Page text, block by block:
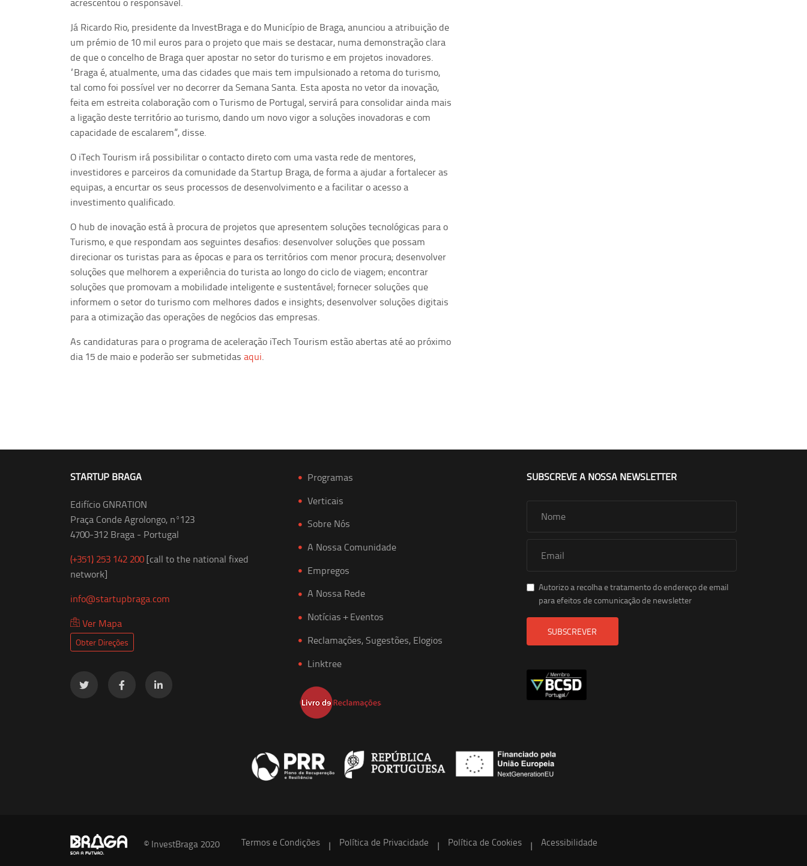
Já Ricardo Rio, presidente da InvestBraga e do Município de Braga, anunciou a atribuição de
um prémio de 10 mil euros para o projeto que mais se destacar, numa demonstração clara
de que o concelho de Braga quer apostar no setor do turismo e em projetos inovadores.
“Braga é, atualmente, uma das cidades que mais tem impulsionado a retoma do turismo,
tal como foi possível ver no decorrer da Semana Santa. Esta aposta no vetor da inovação,
feita em estreita colaboração com o Turismo de Portugal, servirá para consolidar ainda mais
a ligação deste território ao turismo, dando um novo vigor a soluções inovadoras e com
capacidade de escalarem”, disse.
O iTech Tourism irá possibilitar o contacto direto com uma vasta rede de mentores,
investidores e parceiros da comunidade da Startup Braga, de forma a ajudar a fortalecer as
equipas, a encurtar os seus processos de desenvolvimento e a facilitar o acesso a
investimento qualificado.
O hub de inovação está à procura de projetos que apresentem soluções tecnológicas para o
Turismo, e que respondam aos seguintes desafios: desenvolver soluções que possam
direcionar os turistas para as épocas e para os territórios com menor procura; desenvolver
soluções que melhorem a experiência do turista ao longo do ciclo de viagem; encontrar
soluções que promovam a mobilidade inteligente e sustentável; fornecer soluções que
informem o setor do turismo com melhores dados e insights; desenvolver soluções digitais
para a otimização das operações de negócios das empresas.
As candidaturas para o programa de aceleração iTech Tourism estão abertas até ao próximo
dia 15 de maio e poderão ser submetidas aqui.
STARTUP BRAGA
Edifício GNRATION
Praça Conde Agrolongo, nº123
4700-312 Braga - Portugal
(+351) 253 142 200[call to the national fixed
network]
info@startupbraga.com
Ver Mapa
Obter Direções
Programas
Verticais
Sobre Nós
A Nossa Comunidade
Empregos
A Nossa Rede
Notícias + Eventos
Reclamações, Sugestões, Elogios
Linktree
SUBSCREVE A NOSSA NEWSLETTER
Autorizo a recolha e tratamento do endereço de email
para efeitos de comunicação de newsletter
SUBSCREVER
© InvestBraga 2020 Termos e Condições | Política de Privacidade | Política de Cookies | Acessibilidade